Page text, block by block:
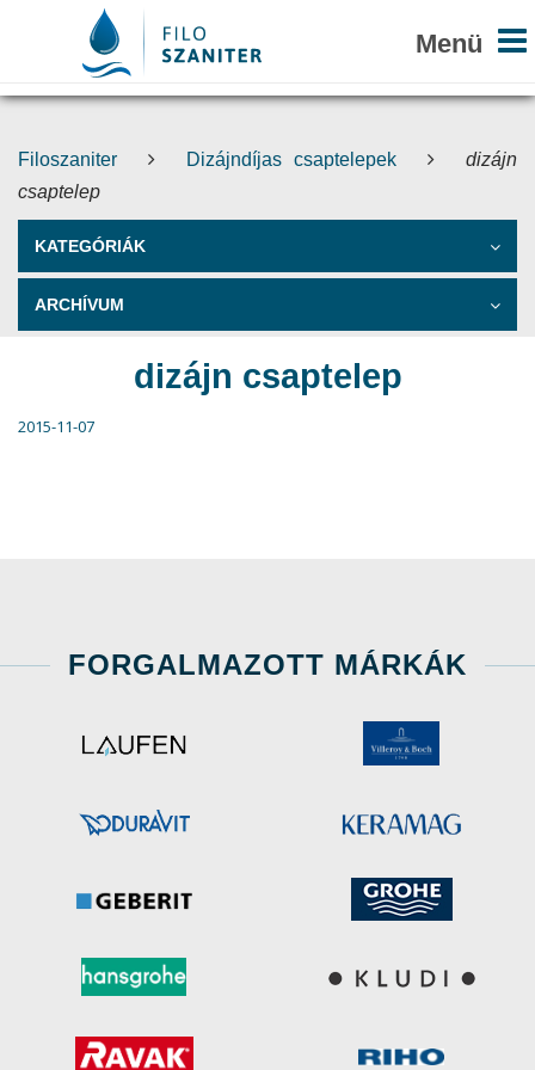
Filoszaniter Dizájndíjas csaptelepek
dizájn
csaptelep
KATEGÓRIÁK
ARCHÍVUM
dizájn csaptelep
2015-11-07
FORGALMAZOTT MÁRKÁK